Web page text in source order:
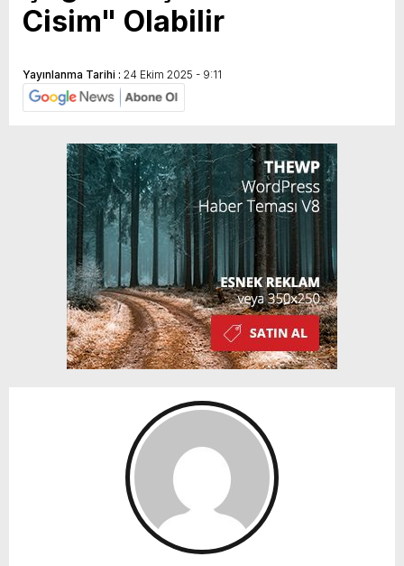
Cisim" Olabilir
Yayınlanma Tarihi : 24 Ekim 2025 - 9:11